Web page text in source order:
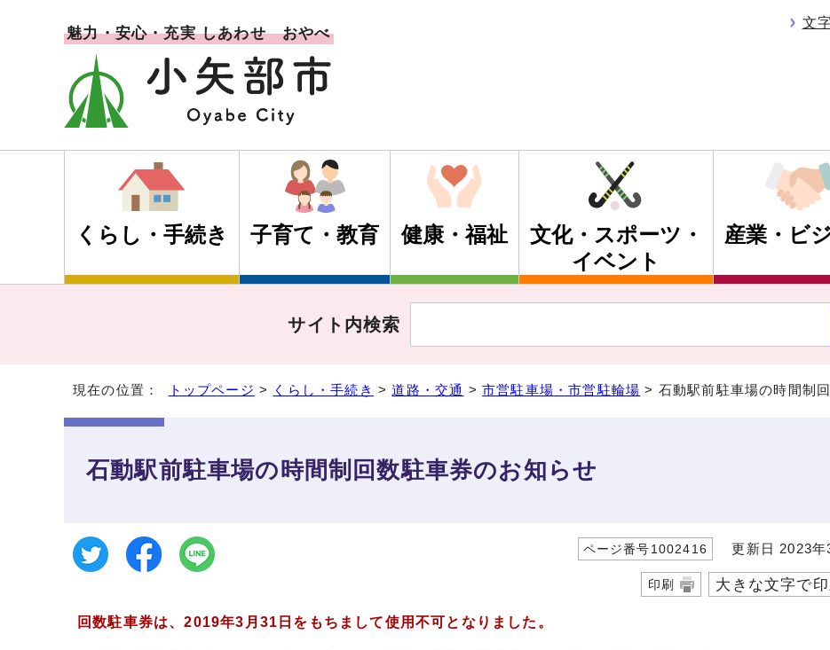
魅力・安心・充実 しあわせ おやべ
文
くらし・手続き 子育て・教育 健康・福祉
文化・スポーツ・
イベント
産業・ビ
サイト内検索
現在の位置： トップページ > くらし・手続き >道路・交通 >市営駐車場・市営駐輪場 > 石動駅前駐車場の時間制
石動駅前駐車場の時間制回数駐車券のお知らせ
ページ番号1002416 更新日 2023年
印刷 大きな文字で印
回数駐車券は、2019年3月31日をもちまして使用不可となりました。